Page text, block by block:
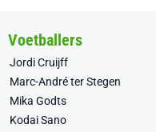
Voetballers
Jordi Cruijff
Marc-André ter Stegen
Mika Godts
Kodai Sano